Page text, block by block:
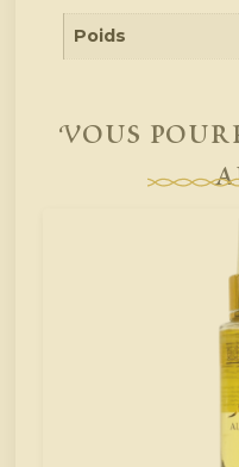
Poids
Vous